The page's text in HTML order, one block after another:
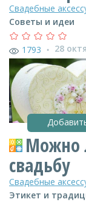
Свадебные
Советы и идеи
1793 ● 28
Можно
свадьбу
Свадебные
Этикет и